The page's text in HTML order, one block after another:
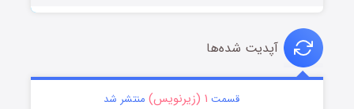
آپدیت شده‌ها
قسمت ۱ (زیرنویس) منتشر شد